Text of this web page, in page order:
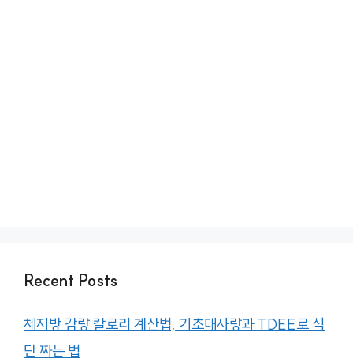
Recent Posts
체지방 감량 칼로리 계산법, 기초대사량과 TDEE로 식
단 짜는 법